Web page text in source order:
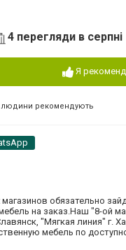
4 перегляди в серпні
Я
людини рекомендують
обязательно
на заказ.Наш "8-ой
"Мягкая линия" г.
мебель по